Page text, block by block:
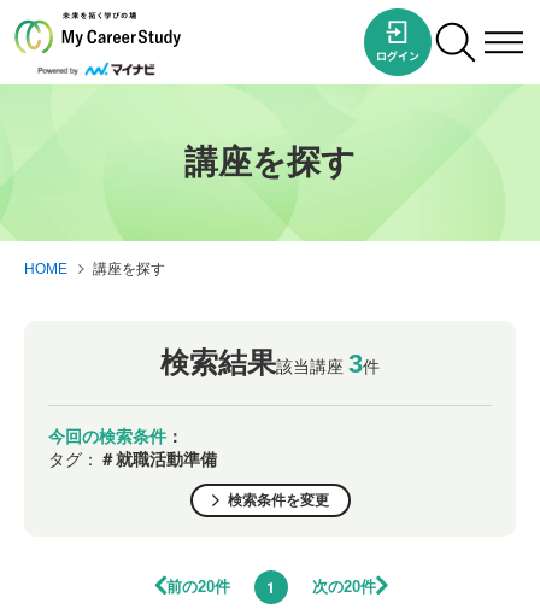
講座を探す
HOME 講座を探す
検索結果該当講座 3件
今回の検索条件 ：
タグ： ＃就職活動準備
検索条件を変更
前の20件 1 次の20件